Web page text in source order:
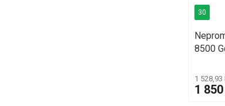
8500
1 528,93
1
30